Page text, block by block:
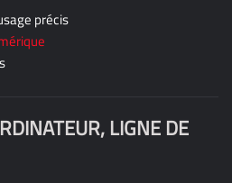
précis
LIGNE DE